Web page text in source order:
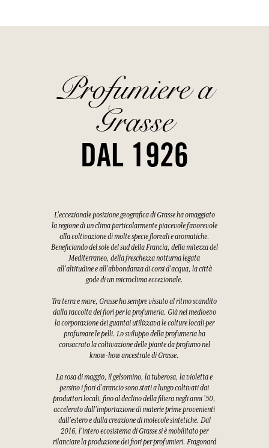
Profumiere a
Grasse
DAL 1926
L'eccezionale posizione geografica di Grasse ha omaggiato
la regione di un clima particolarmente piacevole favorevole
alla coltivazione di molte specie floreali e aromatiche.
Beneficiando del sole del sud della Francia, della mitezza del
Mediterraneo, della freschezza notturna legata
all'altitudine e all'abbondanza di corsi d'acqua, la città
gode di un microclima eccezionale.
Tra terra e mare, Grasse ha sempre vissuto al ritmo scandito
dalla raccolta dei fiori per la profumeria. Già nel medioevo
la corporazione dei guantai utilizzava le colture locali per
profumare le pelli. Lo sviluppo della profumeria ha
consacrato la coltivazione delle piante da profumo nel
know-how ancestrale di Grasse.
La rosa di maggio, il gelsomino, la tuberosa, la violetta e
persino i fiori d'arancio sono stati a lungo coltivati dai
produttori locali, fino al declino della filiera negli anni '50,
accelerato dall'importazione di materie prime provenienti
dall'estero e dalla creazione di molecole sintetiche. Dal
2016, l'intero ecosistema di Grasse si è mobilitato per
rilanciare la produzione dei fiori per profumieri. Fragonard